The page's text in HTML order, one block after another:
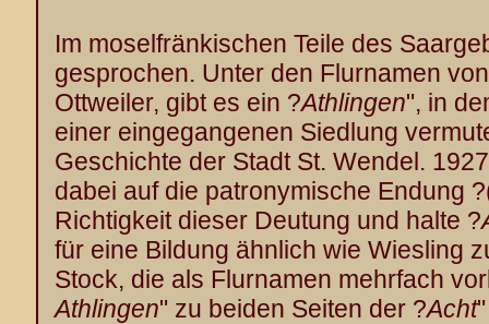
Im moselfränkischen Teile des
gesprochen. Unter den Flurnamen
Ottweiler, gibt es ein ?Athlingen", in
einer eingegangenen Siedlung
Geschichte der Stadt St. Wendel.
dabei auf die patronymische Endung
Richtigkeit dieser Deutung und halte ?
für eine Bildung ähnlich wie Wiesling
Stock, die als Flurnamen mehrfach
Athlingen" zu beiden Seiten der ?Acht